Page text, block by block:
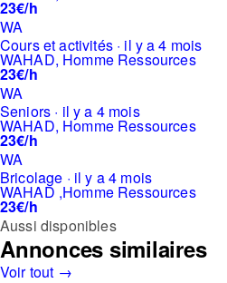
23€/h
WA
Cours et activités · il y a 4 mois
WAHAD, Homme Ressources
23€/h
WA
Seniors · il y a 4 mois
WAHAD, Homme Ressources
23€/h
WA
Bricolage · il y a 4 mois
WAHAD ,Homme Ressources
23€/h
Aussi disponibles
Annonces similaires
Voir tout →